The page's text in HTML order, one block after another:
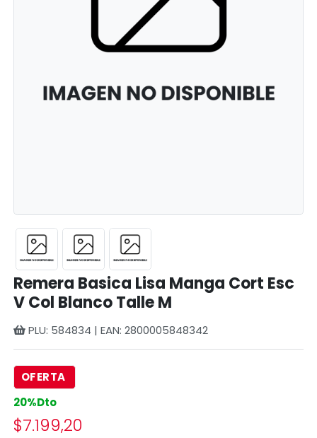
Remera Basica Lisa Manga Cort Esc
V Col Blanco Talle M
PLU: 584834 | EAN: 2800005848342
OFERTA
20%Dto
$7.199,20